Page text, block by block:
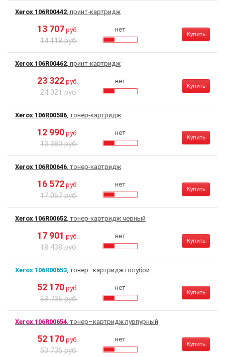
Xerox 106R00442, принт-картридж
13 707 руб.
14 118 руб.
нет
Купить
Xerox 106R00462, принт-картридж
23 322 руб.
24 021 руб.
нет
Купить
Xerox 106R00586, тонер-картридж
12 990 руб.
13 380 руб.
нет
Купить
Xerox 106R00646, тонер-картридж
16 572 руб.
17 067 руб.
нет
Купить
Xerox 106R00652, тонер-картридж черный
17 901 руб.
18 438 руб.
нет
Купить
Xerox 106R00653, тонер–картридж голубой
52 170 руб.
53 736 руб.
нет
Купить
Xerox 106R00654, тонер–картридж пурпурный
52 170 руб.
53 736 руб.
нет
Купить